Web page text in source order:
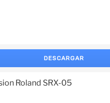
DESCARGAR
Roland SRX-05